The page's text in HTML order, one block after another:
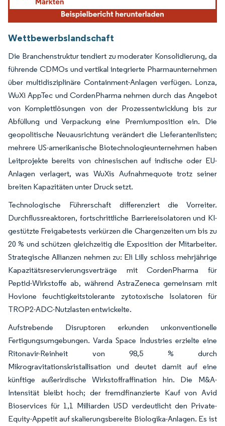
Wettbewerbslandschaft
Die Branchenstruktur tendiert zu moderater Konsolidierung, da
führende CDMOs und vertikal integrierte Pharmaunternehmen
über multidisziplinäre Containment-Anlagen verfügen. Lonza,
WuXi AppTec und CordenPharma nehmen durch das Angebot
von Komplettlösungen von der Prozessentwicklung bis zur
Abfüllung und Verpackung eine Premiumposition ein. Die
geopolitische Neuausrichtung verändert die Lieferantenlisten;
mehrere US-amerikanische Biotechnologieunternehmen haben
Leitprojekte bereits von chinesischen auf indische oder EU-
Anlagen verlagert, was WuXis Aufnahmequote trotz seiner
breiten Kapazitäten unter Druck setzt.
Technologische Führerschaft differenziert die Vorreiter.
Durchflussreaktoren, fortschrittliche Barriereisolatoren und KI-
gestützte Freigabetests verkürzen die Chargenzeiten um bis zu
20 % und schützen gleichzeitig die Exposition der Mitarbeiter.
Strategische Allianzen nehmen zu: Eli Lilly schloss mehrjährige
Kapazitätsreservierungsverträge mit CordenPharma für
Peptid-Wirkstoffe ab, während AstraZeneca gemeinsam mit
Hovione feuchtigkeitstolerante zytotoxische Isolatoren für
TROP2-ADC-Nutzlasten entwickelte.
Aufstrebende Disruptoren erkunden unkonventionelle
Fertigungsumgebungen. Varda Space Industries erzielte eine
Ritonavir-Reinheit von 98,5 % durch
Mikrogravitationskristallisation und deutet damit auf eine
künftige außerirdische Wirkstoffraffination hin. Die M&A-
Intensität bleibt hoch; der fremdfinanzierte Kauf von Avid
Bioservices für 1,1 Milliarden USD verdeutlicht den Private-
Equity-Appetit auf skalierungsbereite Biologika-Anlagen. Es ist